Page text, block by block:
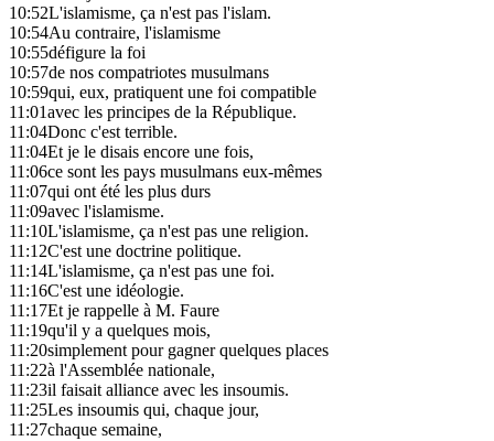
10:52L'islamisme, ça n'est pas l'islam.
10:54Au contraire, l'islamisme
10:55défigure la foi
10:57de nos compatriotes musulmans
10:59qui, eux, pratiquent une foi compatible
11:01avec les principes de la République.
11:04Donc c'est terrible.
11:04Et je le disais encore une fois,
11:06ce sont les pays musulmans eux-mêmes
11:07qui ont été les plus durs
11:09avec l'islamisme.
11:10L'islamisme, ça n'est pas une religion.
11:12C'est une doctrine politique.
11:14L'islamisme, ça n'est pas une foi.
11:16C'est une idéologie.
11:17Et je rappelle à M. Faure
11:19qu'il y a quelques mois,
11:20simplement pour gagner quelques places
11:22à l'Assemblée nationale,
11:23il faisait alliance avec les insoumis.
11:25Les insoumis qui, chaque jour,
11:27chaque semaine,